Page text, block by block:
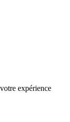
expérience